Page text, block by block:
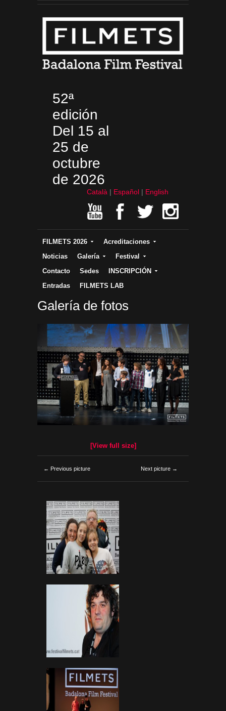
52ª
edición
Del 15 al
25 de
octubre
de 2026
Català Español English
FILMETS 2026
Acreditaciones
Noticias
Galería
Festival
Contacto
Sedes
INSCRIPCIÓN
Entradas
FILMETS LAB
Galería de fotos
[View full size]
← Previous picture Next picture →